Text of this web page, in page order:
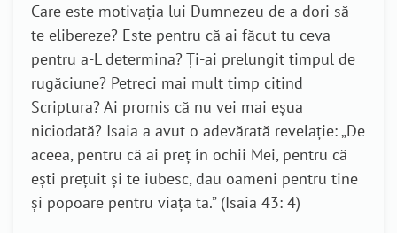
Care este motivația lui Dumnezeu de a dori să
te elibereze? Este pentru că ai făcut tu ceva
pentru a-L determina? Ți-ai prelungit timpul de
rugăciune? Petreci mai mult timp citind
Scriptura? Ai promis că nu vei mai eşua
niciodată? Isaia a avut o adevărată revelație: „De
aceea, pentru că ai preţ în ochii Mei, pentru că
eşti preţuit şi te iubesc, dau oameni pentru tine
şi popoare pentru viaţa ta.” (Isaia 43: 4)